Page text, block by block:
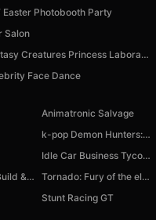
Easter Photobooth Party
Salon
Fantasy Creatures Princess Laboratory
Face Dance
Animatronic Salvage
k-pop Demon Hunters: Who are You from the Huntrix?
Idle Car Business Tycoon
Zombie Horde: Build & Survive
Tornado: Fury of the elements
Stunt Racing GT